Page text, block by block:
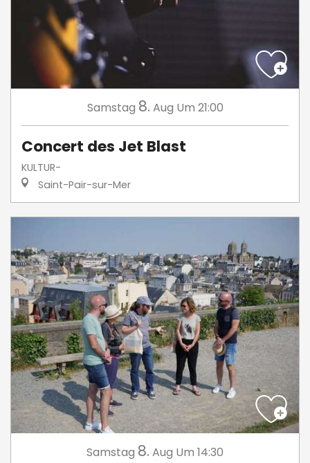
Samstag 8. Aug Um 21:00
Concert des Jet Blast
KULTUR-
Saint-Pair-sur-Mer
Samstag 8. Aug Um 14:30